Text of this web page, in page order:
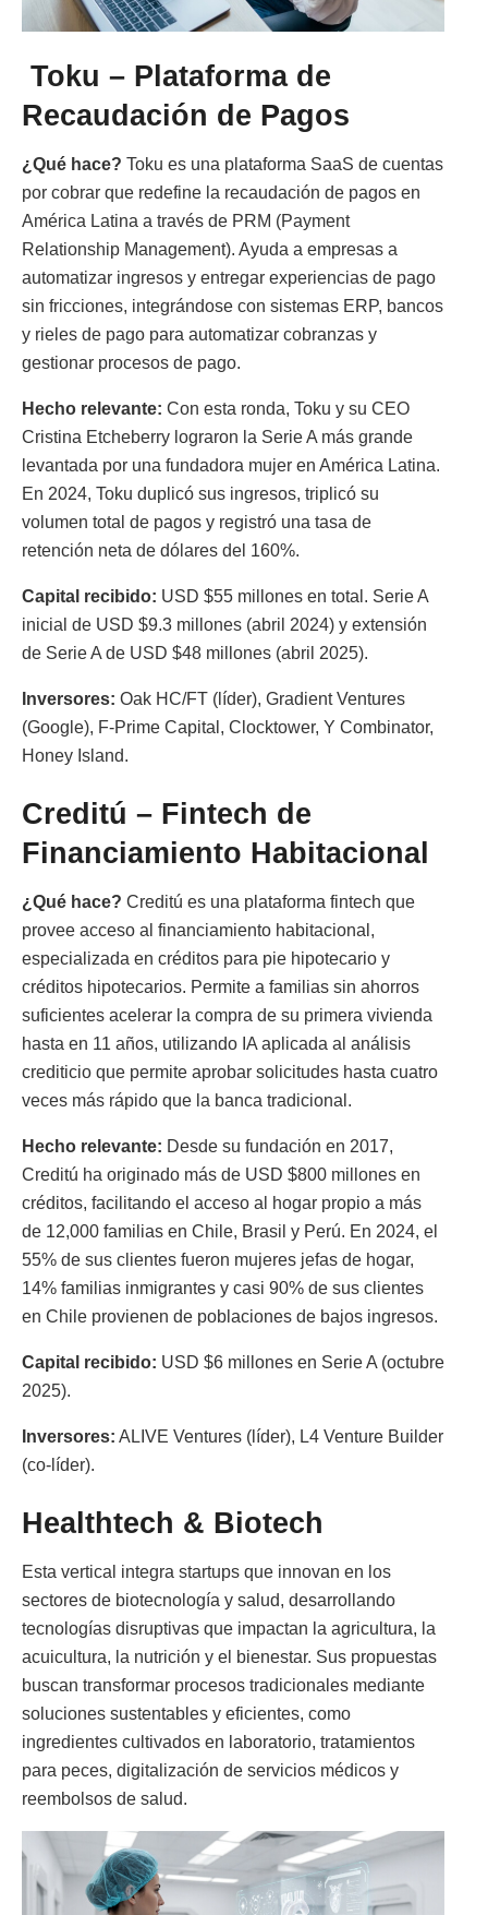
Toku – Plataforma de
Recaudación de Pagos
¿Qué hace? Toku es una plataforma SaaS de cuentas
por cobrar que redefine la recaudación de pagos en
América Latina a través de PRM (Payment
Relationship Management). Ayuda a empresas a
automatizar ingresos y entregar experiencias de pago
sin fricciones, integrándose con sistemas ERP, bancos
y rieles de pago para automatizar cobranzas y
gestionar procesos de pago.
Hecho relevante: Con esta ronda, Toku y su CEO
Cristina Etcheberry lograron la Serie A más grande
levantada por una fundadora mujer en América Latina.
En 2024, Toku duplicó sus ingresos, triplicó su
volumen total de pagos y registró una tasa de
retención neta de dólares del 160%.
Capital recibido: USD $55 millones en total. Serie A
inicial de USD $9.3 millones (abril 2024) y extensión
de Serie A de USD $48 millones (abril 2025).
Inversores: Oak HC/FT (líder), Gradient Ventures
(Google), F-Prime Capital, Clocktower, Y Combinator,
Honey Island.
Creditú – Fintech de
Financiamiento Habitacional
¿Qué hace? Creditú es una plataforma fintech que
provee acceso al financiamiento habitacional,
especializada en créditos para pie hipotecario y
créditos hipotecarios. Permite a familias sin ahorros
suficientes acelerar la compra de su primera vivienda
hasta en 11 años, utilizando IA aplicada al análisis
crediticio que permite aprobar solicitudes hasta cuatro
veces más rápido que la banca tradicional.
Hecho relevante: Desde su fundación en 2017,
Creditú ha originado más de USD $800 millones en
créditos, facilitando el acceso al hogar propio a más
de 12,000 familias en Chile, Brasil y Perú. En 2024, el
55% de sus clientes fueron mujeres jefas de hogar,
14% familias inmigrantes y casi 90% de sus clientes
en Chile provienen de poblaciones de bajos ingresos.
Capital recibido: USD $6 millones en Serie A (octubre
2025).
Inversores: ALIVE Ventures (líder), L4 Venture Builder
(co-líder).
Healthtech & Biotech
Esta vertical integra startups que innovan en los
sectores de biotecnología y salud, desarrollando
tecnologías disruptivas que impactan la agricultura, la
acuicultura, la nutrición y el bienestar. Sus propuestas
buscan transformar procesos tradicionales mediante
soluciones sustentables y eficientes, como
ingredientes cultivados en laboratorio, tratamientos
para peces, digitalización de servicios médicos y
reembolsos de salud.